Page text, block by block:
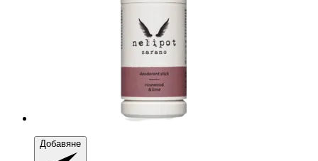
Добавяне